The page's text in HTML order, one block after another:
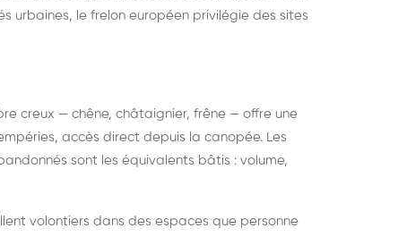
urbaines, le frelon européen privilégie des sites
creux — chêne, châtaignier, frêne — offre une
accès direct depuis la canopée. Les
sont les équivalents bâtis : volume,
volontiers dans des espaces que personne